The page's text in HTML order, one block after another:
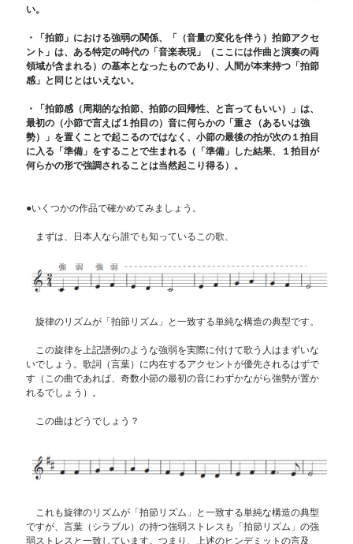
い。
・「拍節」における強弱の関係、「（音量の変化を伴う）拍節アクセ
ント」は、ある特定の時代の「音楽表現」（ここには作曲と演奏の両
領域が含まれる）の基本となったものであり、人間が本来持つ「拍節
感」と同じとはいえない。
・
「拍節感（周期的な拍節、拍節の回帰性、と言ってもいい）」は、
最初の（小節で言えば１拍目の）音に何らかの「重さ（あるいは強
勢）」を置くことで起こるのではなく、小節の最後の拍が次の１拍目
に入る「準備」をすることで生まれる（「準備」した結果、１拍目が
何らかの形で強調されることは当然起こり得る）。
●いくつかの作品で確かめてみましょう。
まずは、日本人なら誰でも知っているこの歌、
旋律のリズムが「拍節リズム」と一致する単純な構造の典型です。
この旋律を上記譜例のような強弱を実際に付けて歌う人はまずいな
いでしょう。歌詞（言葉）に内在するアクセントが優先されるはずで
す（この曲であれば、奇数小節の最初の音にわずかながら強勢が置か
れるでしょう）。
この曲はどうでしょう？
これも旋律のリズムが「拍節リズム」と一致する単純な構造の典型
ですが、言葉（シラブル）の持つ強弱ストレスも「拍節リズム」の強
弱ストレスと一致しています。つまり、上述のヒンデミットの言及